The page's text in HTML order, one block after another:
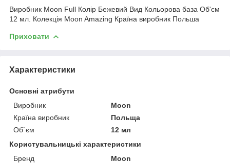
Виробник Moon Full Колір Бежевий Вид Кольорова база Об'єм
12 мл. Колекція Moon Amazing Країна виробник Польша
Приховати
Характеристики
Основні атрибути
Виробник
Moon
Країна виробник
Польща
Об`єм
12 мл
Користувальницькі характеристики
Бренд
Moon